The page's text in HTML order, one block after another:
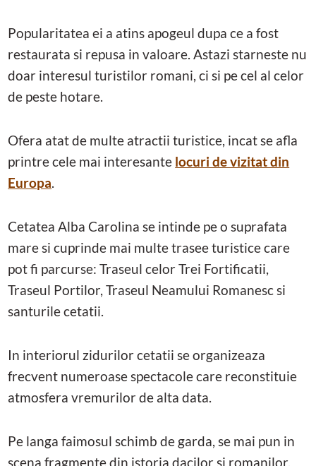
Popularitatea ei a atins apogeul dupa ce a fost
restaurata si repusa in valoare. Astazi starneste nu
doar interesul turistilor romani, ci si pe cel al celor
de peste hotare.
Ofera atat de multe atractii turistice, incat se afla
printre cele mai interesante locuri de vizitat din
Europa.
Cetatea Alba Carolina se intinde pe o suprafata
mare si cuprinde mai multe trasee turistice care
pot fi parcurse: Traseul celor Trei Fortificatii,
Traseul Portilor, Traseul Neamului Romanesc si
santurile cetatii.
In interiorul zidurilor cetatii se organizeaza
frecvent numeroase spectacole care reconstituie
atmosfera vremurilor de alta data.
Pe langa faimosul schimb de garda, se mai pun in
scena fragmente din istoria dacilor si romanilor,